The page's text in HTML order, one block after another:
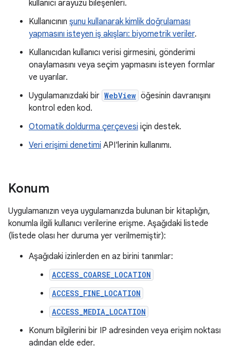
kullanıcı arayüzü bileşenleri.
Kullanıcının şunu kullanarak kimlik doğrulaması
yapmasını isteyen iş akışları: biyometrik veriler.
Kullanıcıdan kullanıcı verisi girmesini, gönderimi
onaylamasını veya seçim yapmasını isteyen formlar
ve uyarılar.
Uygulamanızdaki bir WebView öğesinin davranışını
kontrol eden kod.
Otomatik doldurma çerçevesi için destek.
Veri erişimi denetimi API'lerinin kullanımı.
Konum
Uygulamanızın veya uygulamanızda bulunan bir kitaplığın,
konumla ilgili kullanıcı verilerine erişme. Aşağıdaki listede
(listede olası her duruma yer verilmemiştir):
Aşağıdaki izinlerden en az birini tanımlar:
ACCESS_COARSE_LOCATION
ACCESS_FINE_LOCATION
ACCESS_MEDIA_LOCATION
Konum bilgilerini bir IP adresinden veya erişim noktası
adından elde eder.